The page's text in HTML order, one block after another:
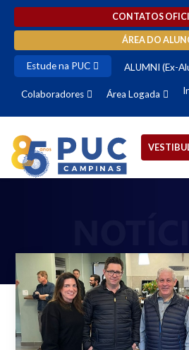
CONTATOS
ÁREA DO
Estude na PUC ALUMNI (Ex-
Colaboradores Área Logada